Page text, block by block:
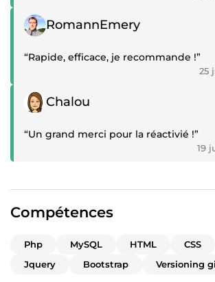
Témoignage positif
RomannEmery
“Rapide, efficace, je recommande !”
25
Témoignage positif
Chalou
“Un grand merci pour la réactivié !”
19
Compétences
Php MySQL HTML CSS
Jquery
Bootstrap Versioning